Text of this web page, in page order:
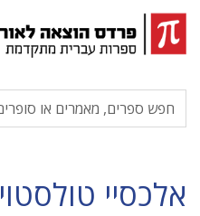
אלכסיי טולסטוי